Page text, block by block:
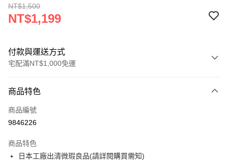
NT$1,500
NT$1,199
付款與運送方式
宅配滿NT$1,000免運
信用卡一次付款
LINE Pay
街口支付
商品特色
商品編號
9846226
商品特色
日本工廠出清微瑕良品(請詳閱購買需知)